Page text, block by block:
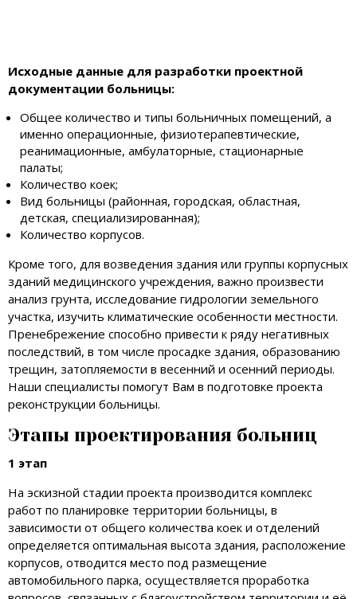
Исходные данные для разработки проектной
документации больницы:
Общее количество и типы больничных помещений, а
именно операционные, физиотерапевтические,
реанимационные, амбулаторные, стационарные
палаты;
Количество коек;
Вид больницы (районная, городская, областная,
детская, специализированная);
Количество корпусов.
Кроме того, для возведения здания или группы корпусных
зданий медицинского учреждения, важно произвести
анализ грунта, исследование гидрологии земельного
участка, изучить климатические особенности местности.
Пренебрежение способно привести к ряду негативных
последствий, в том числе просадке здания, образованию
трещин, затопляемости в весенний и осенний периоды.
Наши специалисты помогут Вам в подготовке проекта
реконструкции больницы.
Этапы проектирования больниц
1 этап
На эскизной стадии проекта производится комплекс
работ по планировке территории больницы, в
зависимости от общего количества коек и отделений
определяется оптимальная высота здания, расположение
корпусов, отводится место под размещение
автомобильного парка, осуществляется проработка